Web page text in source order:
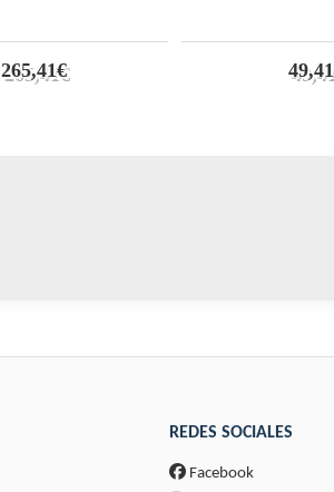
265,41€
REDES SOCIALES
Facebook